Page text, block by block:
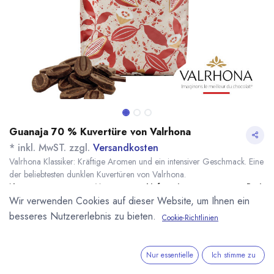
Guanaja 70 % Kuvertüre von Valrhona
* inkl. MwST. zzgl. Versandkosten
Valrhona Klassiker: Kräftige Aromen und ein intensiver Geschmack. Eine
der beliebtesten dunklen Kuvertüren von Valrhona.
Name Menge Lieferzeit
Preis
[170015] 250g
Guanaja 70%
Valrhona
sofort lieferbar 14,60 €*
(58,40
sofort lieferbar 20,40€*
(40,80€/1 kg
Wir verwenden Cookies auf dieser Website, um Ihnen ein
besseres Nutzererlebnis zu bieten.
Cookie-Richtlinien
Nur essentielle Ich stimme zu